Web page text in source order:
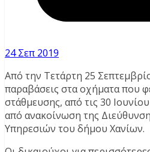
24 Σεπ 2019
Από την Τετάρτη 25
παραβάσεις στα οχήματα που
στάθμευσης, από τις 30
από ανακοίνωση της
Υπηρεσιών του δήμου Χανίων.